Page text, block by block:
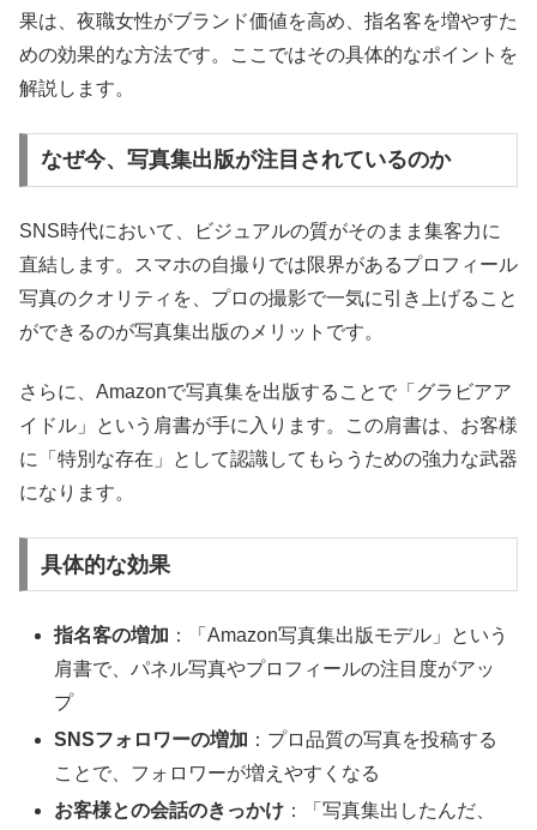
果は、夜職女性がブランド価値を高め、指名客を増やすた
めの効果的な方法です。ここではその具体的なポイントを
解説します。
なぜ今、写真集出版が注目されているのか
SNS時代において、ビジュアルの質がそのまま集客力に
直結します。スマホの自撮りでは限界があるプロフィール
写真のクオリティを、プロの撮影で一気に引き上げること
ができるのが写真集出版のメリットです。
さらに、Amazonで写真集を出版することで「グラビアア
イドル」という肩書が手に入ります。この肩書は、お客様
に「特別な存在」として認識してもらうための強力な武器
になります。
具体的な効果
指名客の増加 ：「Amazon写真集出版モデル」という
肩書で、パネル写真やプロフィールの注目度がアッ
プ
SNSフォロワーの増加 ：プロ品質の写真を投稿する
ことで、フォロワーが増えやすくなる
お客様との会話のきっかけ ：「写真集出したんだ、